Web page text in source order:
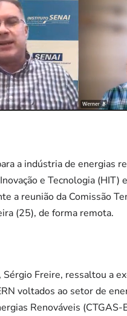
a indústria de energias
e Tecnologia
a reunião da Comissão
(25), de forma remota.
Sérgio Freire, ressaltou a
voltados ao setor de
Renováveis